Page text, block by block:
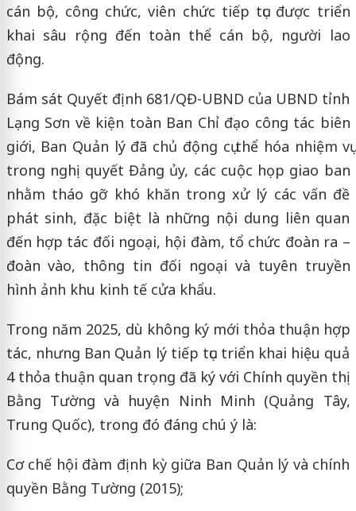
cán bộ, công chức, viên chức tiếp tục được triển
khai sâu rộng đến toàn thể cán bộ, người lao
động.
Bám sát Quyết định 681/QĐ-UBND của UBND tỉnh
Lạng Sơn về kiện toàn Ban Chỉ đạo công tác biên
giới, Ban Quản lý đã chủ động cụ thể hóa nhiệm vụ
trong nghị quyết Đảng ủy, các cuộc họp giao ban
nhằm tháo gỡ khó khăn trong xử lý các vấn đề
phát sinh, đặc biệt là những nội dung liên quan
đến hợp tác đối ngoại, hội đàm, tổ chức đoàn ra –
đoàn vào, thông tin đối ngoại và tuyên truyền
hình ảnh khu kinh tế cửa khẩu.
Trong năm 2025, dù không ký mới thỏa thuận hợp
tác, nhưng Ban Quản lý tiếp tục triển khai hiệu quả
4 thỏa thuận quan trọng đã ký với Chính quyền thị
Bằng Tường và huyện Ninh Minh (Quảng Tây,
Trung Quốc), trong đó đáng chú ý là:
Cơ chế hội đàm định kỳ giữa Ban Quản lý và chính
quyền Bằng Tường (2015);